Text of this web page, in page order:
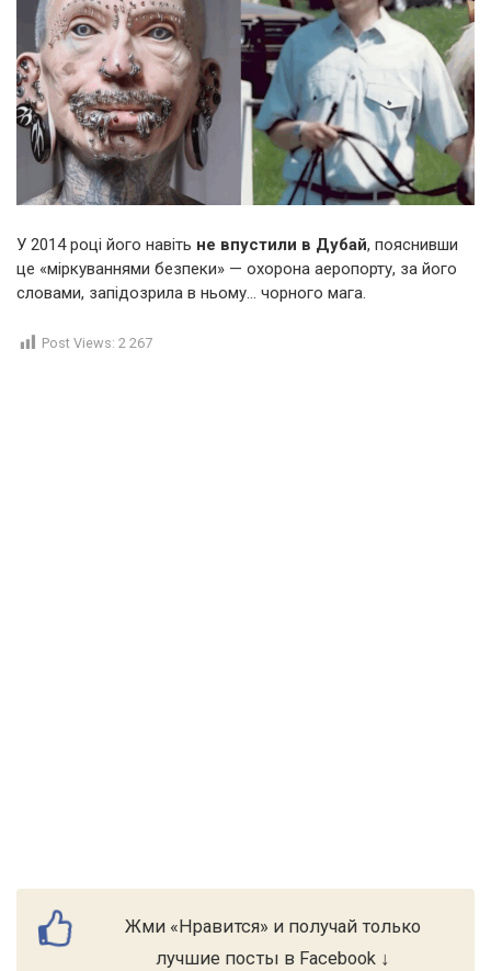
У 2014 році його навіть не впустили в Дубай, пояснивши
це «міркуваннями безпеки» — охорона аеропорту, за його
словами, запідозрила в ньому… чорного мага.
Post Views: 2 267
Жми «Нравится» и получай только
лучшие посты в Facebook ↓